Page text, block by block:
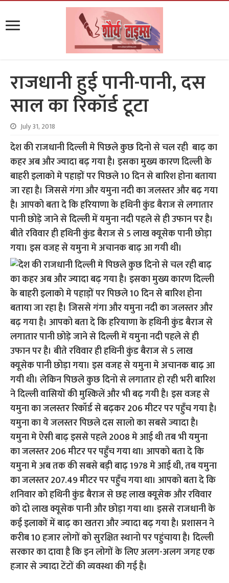
राजधानी हुई पानी-पानी, दस
साल का रिकॉर्ड टूटा
July 31, 2018
देश की राजधानी दिल्ली मे पिछले कुछ दिनो से चल रही बाढ़ का
कहर अब और ज्यादा बढ़ गया है। इसका मुख्य कारण दिल्ली के
बाहरी इलाको मे पहाड़ों पर पिछले 10 दिन से बारिश होना बताया
जा रहा है। जिससे गंगा और यमुना नदी का जलस्तर और बढ़ गया
है। आपको बता दे कि हरियाणा के हथिनी कुंड बैराज से लगातार
पानी छोड़े जाने से दिल्ली में यमुना नदी पहले से ही उफान पर है।
बीते रविवार ही हथिनी कुंड बैराज से 5 लाख क्यूसेक पानी छोड़ा
गया। इस वजह से यमुना मे अचानक बाढ़ आ गयी थी।